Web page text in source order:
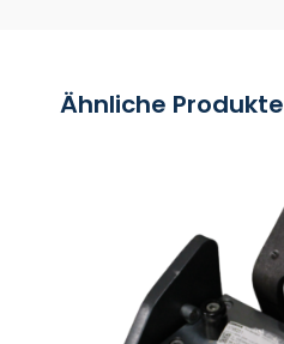
Ähnliche Produkte